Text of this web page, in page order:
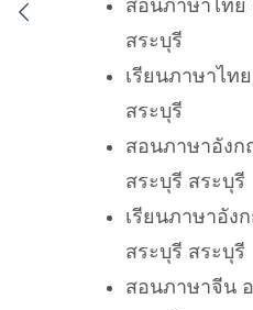
สอนภาษาไทย
สระบุรี
เรียนภาษาไท
สระบุรี
สอนภาษาอังก
สระบุรี สระบุรี
เรียนภาษาอัง
สระบุรี สระบุรี
สอนภาษาจีน